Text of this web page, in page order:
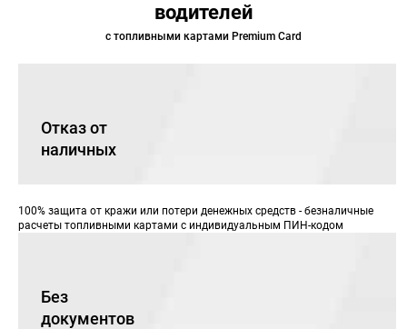
водителей
с топливными картами Premium Card
Отказ от
наличных
100% защита от кражи или потери денежных средств - безналичные
расчеты топливными картами с индивидуальным ПИН-кодом
Без
документов